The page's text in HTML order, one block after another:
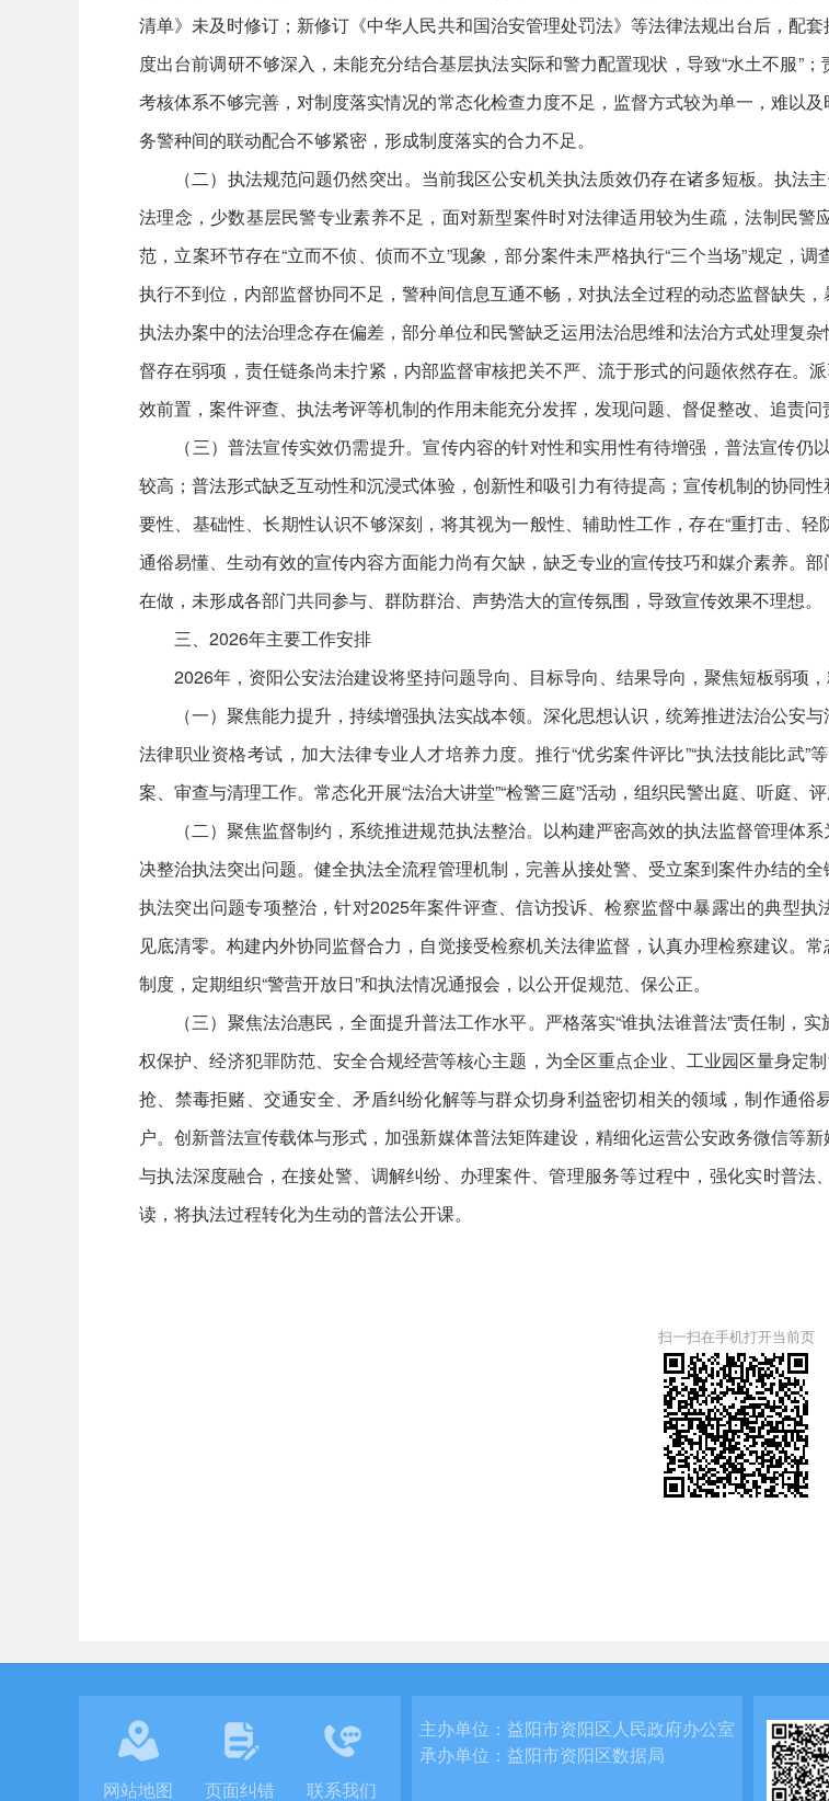
清单》未及时修订；新修订《中华人民共和国治安管理处罚法》等法律法规出台后，配
度出台前调研不够深入，未能充分结合基层执法实际和警力配置现状，导致“水土不服”
考核体系不够完善，对制度落实情况的常态化检查力度不足，监督方式较为单一，难以
务警种间的联动配合不够紧密，形成制度落实的合力不足。
（二）执法规范问题仍然突出。当前我区公安机关执法质效仍存在诸多短板。执法
法理念，少数基层民警专业素养不足，面对新型案件时对法律适用较为生疏，法制民
范，立案环节存在“立而不侦、侦而不立”现象，部分案件未严格执行“三个当场”规定，
执行不到位，内部监督协同不足，警种间信息互通不畅，对执法全过程的动态监督缺失
执法办案中的法治理念存在偏差，部分单位和民警缺乏运用法治思维和法治方式处理复
督存在弱项，责任链条尚未拧紧，内部监督审核把关不严、流于形式的问题依然存在。
效前置，案件评查、执法考评等机制的作用未能充分发挥，发现问题、督促整改、追责问
（三）普法宣传实效仍需提升。宣传内容的针对性和实用性有待增强，普法宣传仍以
较高；普法形式缺乏互动性和沉浸式体验，创新性和吸引力有待提高；宣传机制的协同
要性、基础性、长期性认识不够深刻，将其视为一般性、辅助性工作，存在“重打击、
通俗易懂、生动有效的宣传内容方面能力尚有欠缺，缺乏专业的宣传技巧和媒介素养。
在做，未形成各部门共同参与、群防群治、声势浩大的宣传氛围，导致宣传效果不理想。
三、2026年主要工作安排
2026年，资阳公安法治建设将坚持问题导向、目标导向、结果导向，聚焦短板弱项，
（一）聚焦能力提升，持续增强执法实战本领。深化思想认识，统筹推进法治公安
法律职业资格考试，加大法律专业人才培养力度。推行“优劣案件评比”“执法技能比武
案、审查与清理工作。常态化开展“法治大讲堂”“检警三庭”活动，组织民警出庭、听庭、
（二）聚焦监督制约，系统推进规范执法整治。以构建严密高效的执法监督管理体
决整治执法突出问题。健全执法全流程管理机制，完善从接处警、受立案到案件办结的
执法突出问题专项整治，针对2025年案件评查、信访投诉、检察监督中暴露出的典型
见底清零。构建内外协同监督合力，自觉接受检察机关法律监督，认真办理检察建议。
制度，定期组织“警营开放日”和执法情况通报会，以公开促规范、保公正。
（三）聚焦法治惠民，全面提升普法工作水平。严格落实“谁执法谁普法”责任制，
权保护、经济犯罪防范、安全合规经营等核心主题，为全区重点企业、工业园区量身定
抢、禁毒拒赌、交通安全、矛盾纠纷化解等与群众切身利益密切相关的领域，制作通
户。创新普法宣传载体与形式，加强新媒体普法矩阵建设，精细化运营公安政务微信等
与执法深度融合，在接处警、调解纠纷、办理案件、管理服务等过程中，强化实时普
读，将执法过程转化为生动的普法公开课。
扫一扫在手机打开当前页
网站地图 页面纠错 联系我们
主办单位：益阳市资阳区人民政府办公室
承办单位：益阳市资阳区数据局